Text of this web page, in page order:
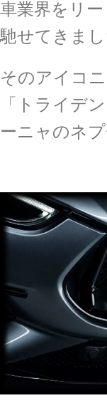
車業界をリ
馳せてきまし
そのアイコ
「トライデ
ーニャのネ